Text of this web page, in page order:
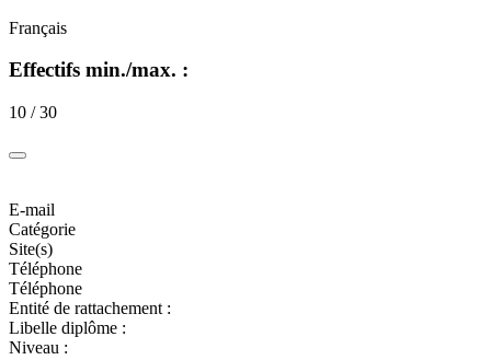
Français
Effectifs min./max. :
10 / 30
E-mail
Catégorie
Site(s)
Téléphone
Téléphone
Entité de rattachement :
Libelle diplôme :
Niveau :